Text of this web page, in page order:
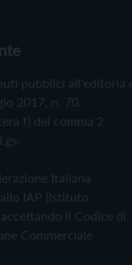
pubblici all'editoria
2017, n. 70.
f) del comma 2
Italiana
IAP (Istituto
il Codice di
Commerciale